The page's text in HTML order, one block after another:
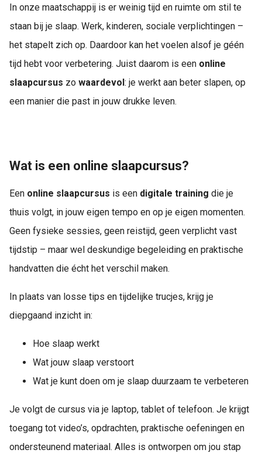
In onze maatschappij is er weinig tijd en ruimte om stil te
staan bij je slaap. Werk, kinderen, sociale verplichtingen –
het stapelt zich op. Daardoor kan het voelen alsof je géén
tijd hebt voor verbetering. Juist daarom is een online
slaapcursus zo waardevol : je werkt aan beter slapen, op
een manier die past in jouw drukke leven.
Wat is een online slaapcursus?
Een online slaapcursus is een digitale training die je
thuis volgt, in jouw eigen tempo en op je eigen momenten.
Geen fysieke sessies, geen reistijd, geen verplicht vast
tijdstip – maar wel deskundige begeleiding en praktische
handvatten die écht het verschil maken.
In plaats van losse tips en tijdelijke trucjes, krijg je
diepgaand inzicht in:
Hoe slaap werkt
Wat jouw slaap verstoort
Wat je kunt doen om je slaap duurzaam te verbeteren
Je volgt de cursus via je laptop, tablet of telefoon. Je krijgt
toegang tot video’s, opdrachten, praktische oefeningen en
ondersteunend materiaal. Alles is ontworpen om jou stap